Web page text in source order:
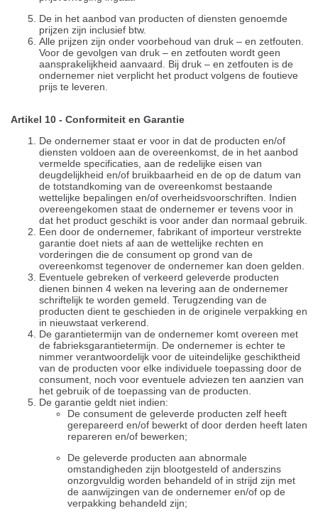
De in het aanbod van producten of diensten genoemde
prijzen zijn inclusief btw.
Alle prijzen zijn onder voorbehoud van druk – en zetfouten.
Voor de gevolgen van druk – en zetfouten wordt geen
aansprakelijkheid aanvaard. Bij druk – en zetfouten is de
ondernemer niet verplicht het product volgens de foutieve
prijs te leveren.
Artikel 10 - Conformiteit en Garantie
De ondernemer staat er voor in dat de producten en/of
diensten voldoen aan de overeenkomst, de in het aanbod
vermelde specificaties, aan de redelijke eisen van
deugdelijkheid en/of bruikbaarheid en de op de datum van
de totstandkoming van de overeenkomst bestaande
wettelijke bepalingen en/of overheidsvoorschriften. Indien
overeengekomen staat de ondernemer er tevens voor in
dat het product geschikt is voor ander dan normaal gebruik.
Een door de ondernemer, fabrikant of importeur verstrekte
garantie doet niets af aan de wettelijke rechten en
vorderingen die de consument op grond van de
overeenkomst tegenover de ondernemer kan doen gelden.
Eventuele gebreken of verkeerd geleverde producten
dienen binnen 4 weken na levering aan de ondernemer
schriftelijk te worden gemeld. Terugzending van de
producten dient te geschieden in de originele verpakking en
in nieuwstaat verkerend.
De garantietermijn van de ondernemer komt overeen met
de fabrieksgarantietermijn. De ondernemer is echter te
nimmer verantwoordelijk voor de uiteindelijke geschiktheid
van de producten voor elke individuele toepassing door de
consument, noch voor eventuele adviezen ten aanzien van
het gebruik of de toepassing van de producten.
De garantie geldt niet indien:
De consument de geleverde producten zelf heeft
gerepareerd en/of bewerkt of door derden heeft laten
repareren en/of bewerken;
De geleverde producten aan abnormale
omstandigheden zijn blootgesteld of anderszins
onzorgvuldig worden behandeld of in strijd zijn met
de aanwijzingen van de ondernemer en/of op de
verpakking behandeld zijn;